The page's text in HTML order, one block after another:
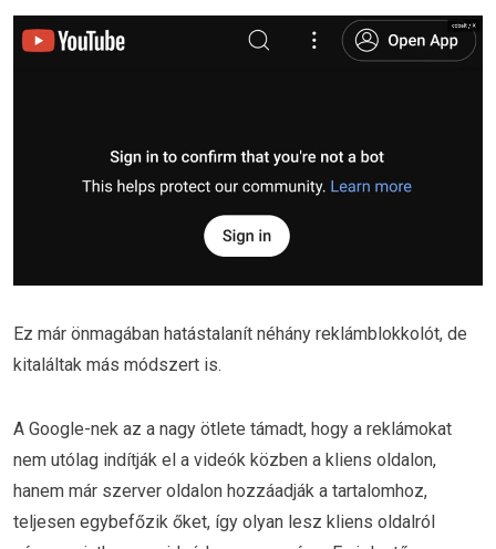
Ez már önmagában hatástalanít néhány reklámblokkolót, de
kitaláltak más módszert is.
A Google-nek az a nagy ötlete támadt, hogy a reklámokat
nem utólag indítják el a videók közben a kliens oldalon,
hanem már szerver oldalon hozzáadják a tartalomhoz,
teljesen egybefőzik őket, így olyan lesz kliens oldalról